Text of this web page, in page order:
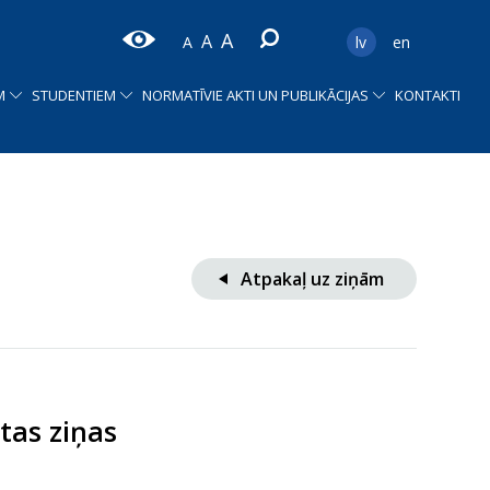
A A A lv en
struktūra
STUDENTIEM NORMATĪVIE AKTI UN PUBLIKĀCIJAS KONTAKTI
Atpakaļ uz ziņām
ziņas